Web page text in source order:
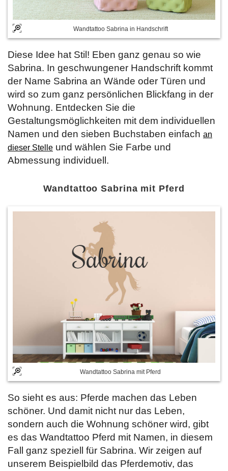
Wandtattoo Sabrina in Handschrift
Diese Idee hat Stil! Eben ganz genau so wie
Sabrina. In geschwungener Handschrift kommt
der Name Sabrina an Wände oder Türen und
wird so zum ganz persönlichen Blickfang in der
Wohnung. Entdecken Sie die
Gestaltungsmöglichkeiten mit dem individuellen
Namen und den sieben Buchstaben einfach an
dieser Stelle und wählen Sie Farbe und
Abmessung individuell.
Wandtattoo Sabrina mit Pferd
Wandtattoo Sabrina mit Pferd
So sieht es aus: Pferde machen das Leben
schöner. Und damit nicht nur das Leben,
sondern auch die Wohnung schöner wird, gibt
es das Wandtattoo Pferd mit Namen, in diesem
Fall ganz speziell für Sabrina. Wir zeigen auf
unserem Beispielbild das Pferdemotiv, das